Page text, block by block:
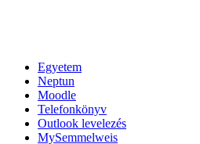
Egyetem
Neptun
Moodle
Telefonkönyv
Outlook levelezés
MySemmelweis